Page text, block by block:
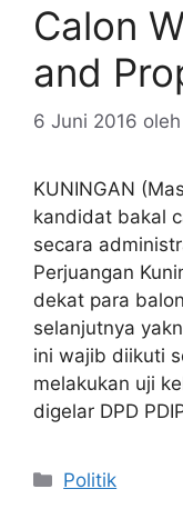
Calon
and
6 Juni 2016 oleh
KUNINGAN
kandidat bakal
secara
Perjuangan
dekat para
selanjutnya
ini wajib diikuti
melakukan uji
digelar DPD
Kategori
Politik